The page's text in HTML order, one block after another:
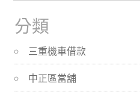
分類
三重機車借款
中正區當舖